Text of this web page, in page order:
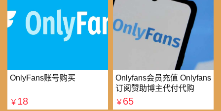
OnlyFans账号购买
￥ 18
Onlyfans会员充值 Onlyfans
订阅赞助博主代付代购
￥ 65